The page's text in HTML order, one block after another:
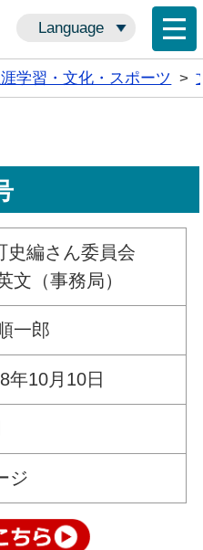
Language
学習・文化・スポーツ >
史編さん委員会
文（事務局）
一郎
年10月10日
ジ